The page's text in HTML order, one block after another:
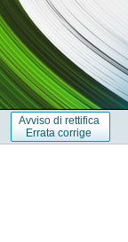
Avviso di rettifica
Errata corrige